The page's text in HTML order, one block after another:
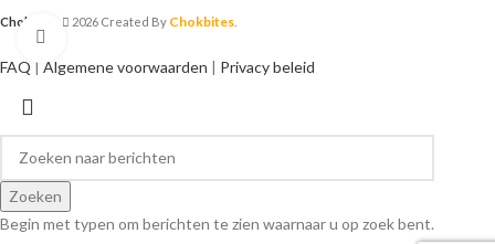
Chokbites 2026 Created By Chokbites
FAQ | Algemene voorwaarden | Privacy beleid
Zoeken
Begin met typen om berichten te zien waarnaar u op zoek bent.